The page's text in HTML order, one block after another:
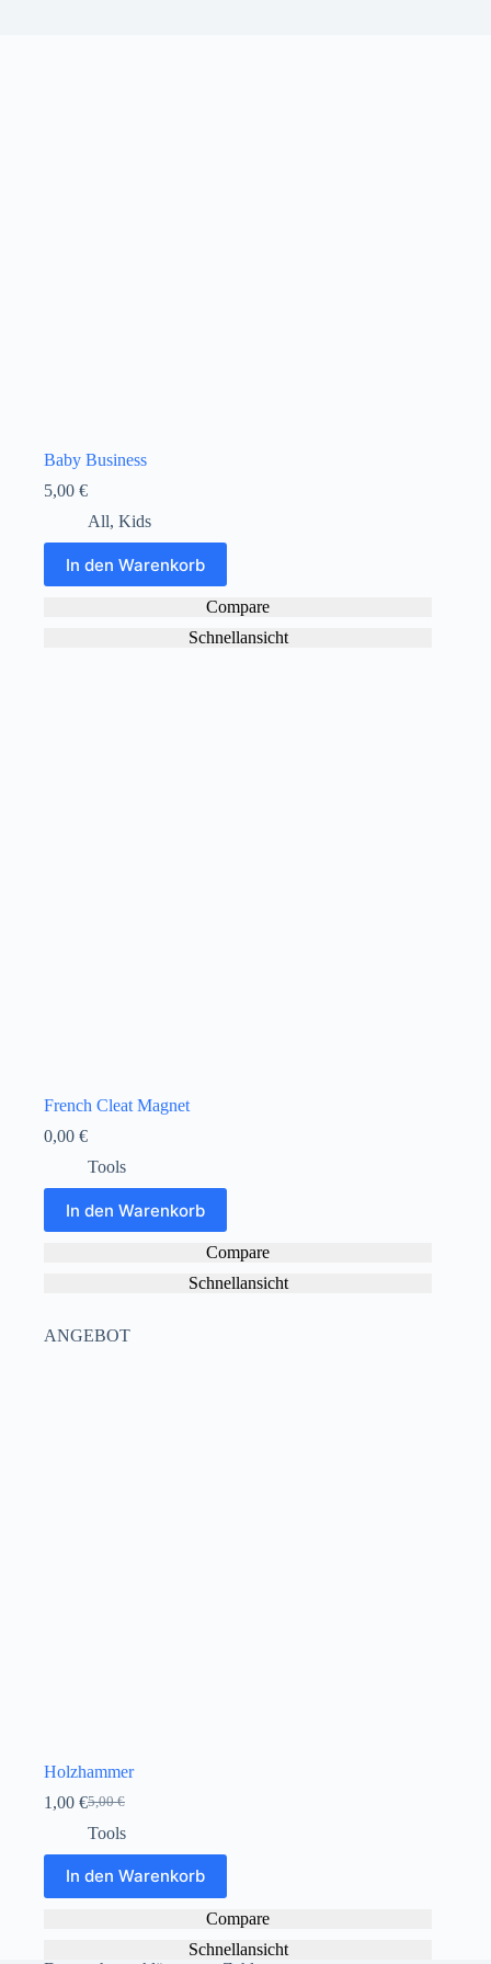
Baby Business
5,00 €
All, Kids
In den Warenkorb
Compare
Schnellansicht
French Cleat Magnet
0,00 €
Tools
In den Warenkorb
Compare
Schnellansicht
ANGEBOT
Holzhammer
5,00€
Ursprünglicher
Preis
5,00 €
1,00 €Aktueller
Preis
1,00 €.
Tools
In den Warenkorb
Compare
Schnellansicht